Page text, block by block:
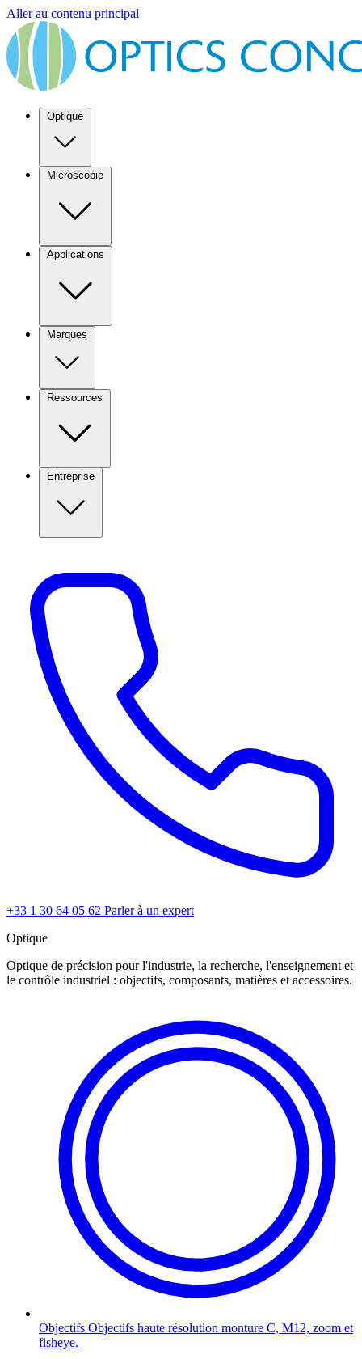
Aller au contenu principal
Optique
Microscopie
Applications
Marques
Ressources
Entreprise
+33 1 30 64 05 62 Parler à un expert
Optique
Optique de précision pour l'industrie, la recherche, l'enseignement et
le contrôle industriel : objectifs, composants, matières et accessoires.
Objectifs Objectifs haute résolution monture C, M12, zoom et
fisheye.